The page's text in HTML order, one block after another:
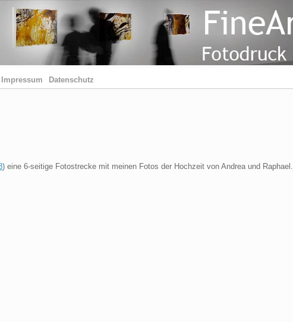
Impressum Datenschutz
) eine 6-seitige Fotostrecke mit meinen Fotos der Hochzeit von Andrea und Raphael.